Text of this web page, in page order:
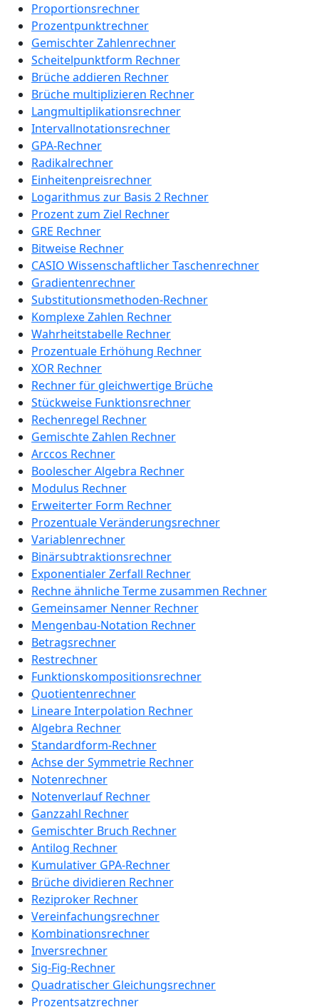
Proportionsrechner
Prozentpunktrechner
Gemischter Zahlenrechner
Scheitelpunktform Rechner
Brüche addieren Rechner
Brüche multiplizieren Rechner
Langmultiplikationsrechner
Intervallnotationsrechner
GPA-Rechner
Radikalrechner
Einheitenpreisrechner
Logarithmus zur Basis 2 Rechner
Prozent zum Ziel Rechner
GRE Rechner
Bitweise Rechner
CASIO Wissenschaftlicher Taschenrechner
Gradientenrechner
Substitutionsmethoden-Rechner
Komplexe Zahlen Rechner
Wahrheitstabelle Rechner
Prozentuale Erhöhung Rechner
XOR Rechner
Rechner für gleichwertige Brüche
Stückweise Funktionsrechner
Rechenregel Rechner
Gemischte Zahlen Rechner
Arccos Rechner
Boolescher Algebra Rechner
Modulus Rechner
Erweiterter Form Rechner
Prozentuale Veränderungsrechner
Variablenrechner
Binärsubtraktionsrechner
Exponentialer Zerfall Rechner
Rechne ähnliche Terme zusammen Rechner
Gemeinsamer Nenner Rechner
Mengenbau-Notation Rechner
Betragsrechner
Restrechner
Funktionskompositionsrechner
Quotientenrechner
Lineare Interpolation Rechner
Algebra Rechner
Standardform-Rechner
Achse der Symmetrie Rechner
Notenrechner
Notenverlauf Rechner
Ganzzahl Rechner
Gemischter Bruch Rechner
Antilog Rechner
Kumulativer GPA-Rechner
Brüche dividieren Rechner
Reziproker Rechner
Vereinfachungsrechner
Kombinationsrechner
Inversrechner
Sig-Fig-Rechner
Quadratischer Gleichungsrechner
Prozentsatzrechner